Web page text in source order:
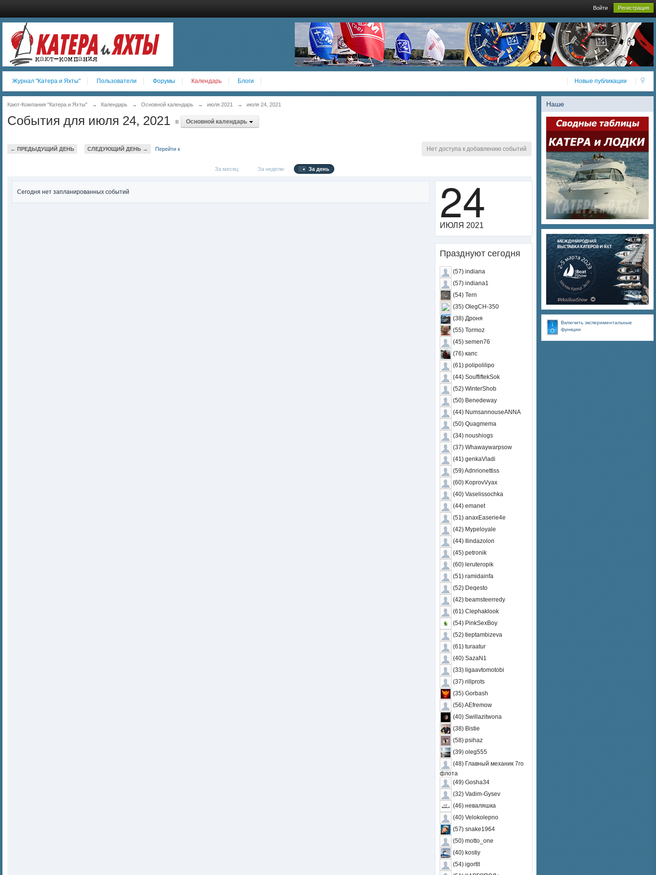
Войти Регистрация
Новые публикации
Журнал "Катера и Яхты" Пользователи Форумы Календарь Блоги
Наше
Включить экспериментальные
функции
Кают-Компания "Катера и Яхты" → Календарь → Основной календарь → июля 2021 → июля 24, 2021
События для июля 24, 2021 в Основной календарь
← ПРЕДЫДУЩИЙ ДЕНЬ СЛЕДУЮЩИЙ ДЕНЬ → Перейти к Нет доступа к добавлению событий
За месяц За неделю За день
Сегодня нет запланированных событий 24
ИЮЛЯ 2021
Празднуют сегодня
(57) indiana
(57) indiana1
(54) Tern
(35) OlegCH-350
(38) Дроня
(55) Tormoz
(45) semen76
(76) капс
(61) polipolilipo
(44) SouffiftekSok
(52) WinterShob
(50) Benedeway
(44) NumsannouseANNA
(50) Quagmema
(34) noushiogs
(37) Whawaywarpsow
(41) genkaVladi
(59) Adnrionettiss
(60) KoprovVyax
(40) Vaselissochka
(44) emanet
(51) anaxEaserie4e
(42) Mypeloyale
(44) Ilindazolon
(45) petronik
(60) leruteropik
(51) ramidainfa
(52) Deqesto
(42) beamsteerredy
(61) Clephaklook
(54) PinkSexBoy
(52) tieptambizeva
(61) turaatur
(40) SazaN1
(33) ligaavtomotobi
(37) rillprots
(35) Gorbash
(56) AEfremow
(40) Swillazitwona
(38) Bistie
(58) psihaz
(39) oleg555
(48) Главный механик 7го
флота
(49) Gosha34
(32) Vadim-Gysev
(46) неваляшка
(40) Velokolepno
(57) snake1964
(50) motto_one
(40) kostiy
(54) igortlt